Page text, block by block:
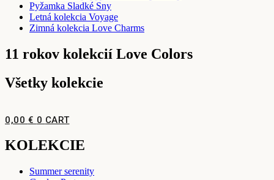
Pyžamka Sladké Sny
Letná kolekcia Voyage
Zimná kolekcia Love Charms
11 rokov kolekcií Love Colors
Všetky kolekcie
0,00 € 0 CART
KOLEKCIE
Summer serenity